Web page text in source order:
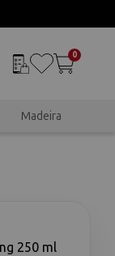
0
Madeira
250 ml